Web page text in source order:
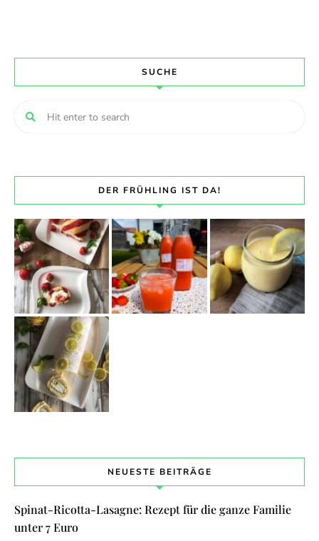
SUCHE
DER FRÜHLING IST DA!
NEUESTE BEITRÄGE
Spinat-Ricotta-Lasagne: Rezept für die ganze Familie
unter 7 Euro